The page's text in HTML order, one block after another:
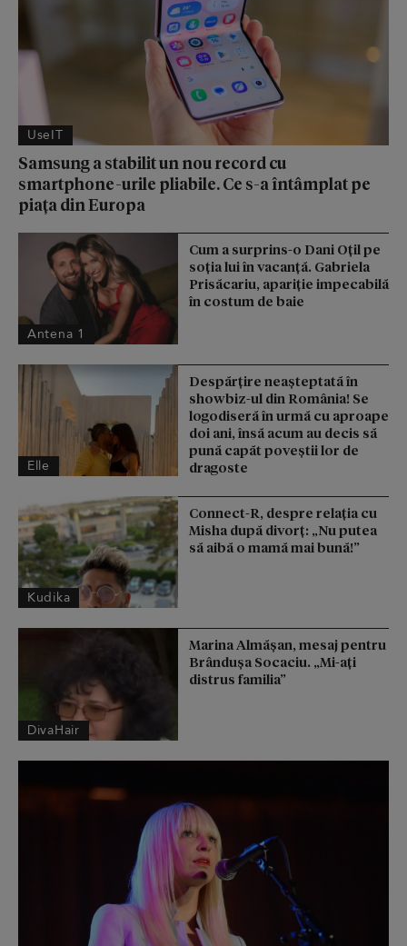
UseIT
Samsung a stabilit un nou record cu
smartphone-urile pliabile. Ce s-a întâmplat pe
piața din Europa
Antena 1
Cum a surprins-o Dani Oțil pe
soția lui în vacanță. Gabriela
Prisăcariu, apariție impecabilă
în costum de baie
Elle
Despărțire neașteptată în
showbiz-ul din România! Se
logodiseră în urmă cu aproape
doi ani, însă acum au decis să
pună capăt poveștii lor de
dragoste
Kudika
Connect-R, despre relația cu
Misha după divorț: „Nu putea
să aibă o mamă mai bună!”
DivaHair
Marina Almășan, mesaj pentru
Brândușa Socaciu. „Mi-ați
distrus familia”